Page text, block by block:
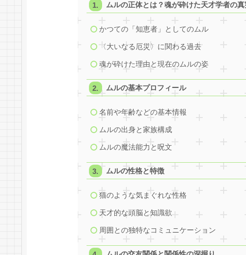
ムルの正体とは？魂が砕けた天才学者の真
かつての「知恵者」としてのムル
〈大いなる厄災〉に関わる過去
魂が砕けた理由と現在のムルの姿
ムルの基本プロフィール
名前や年齢などの基本情報
ムルの出身と家族構成
ムルの魔法能力と呪文
ムルの性格と特徴
猫のような気まぐれな性格
天才的な頭脳と知識欲
周囲との独特なコミュニケーション